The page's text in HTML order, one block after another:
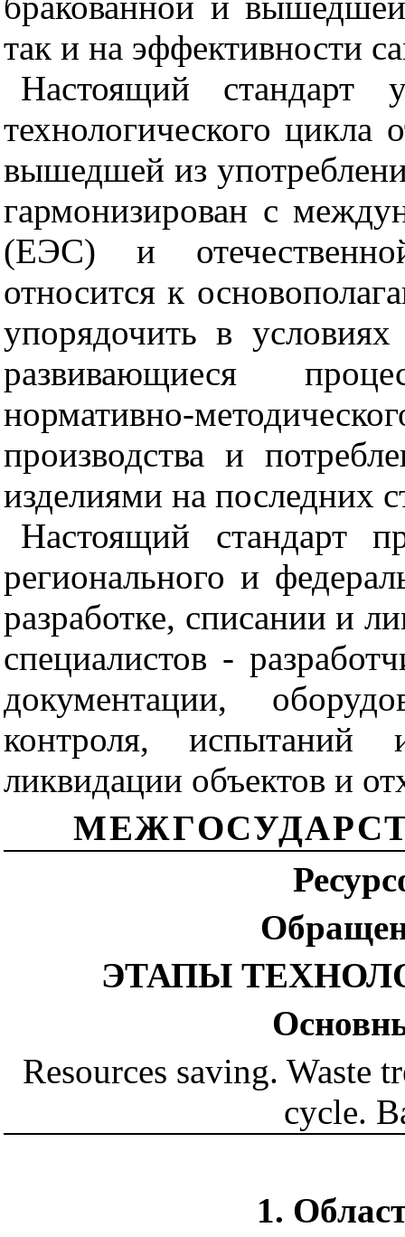
так и на эффективности
Настоящий стандарт
технологического цикла
вышедшей из
гармонизирован с
(ЕЭС) и
относится к
упорядочить в
развивающиеся
нормативно-
производства и
изделиями на последних
Настоящий стандарт
регионального и
разработке, списании и
специалистов -
документации,
контроля,
ликвидации объектов и
ЭТАПЫ
Resources saving. Waste
cycle.
1.